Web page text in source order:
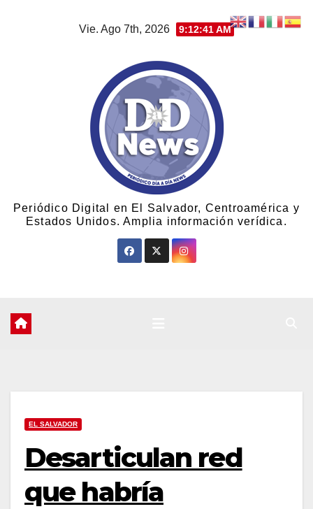
Vie. Ago 7th, 2026 9:12:41 AM
Periódico Digital en El Salvador, Centroamérica y
Estados Unidos. Amplia información verídica.
EL SALVADOR
Desarticulan red
que habría